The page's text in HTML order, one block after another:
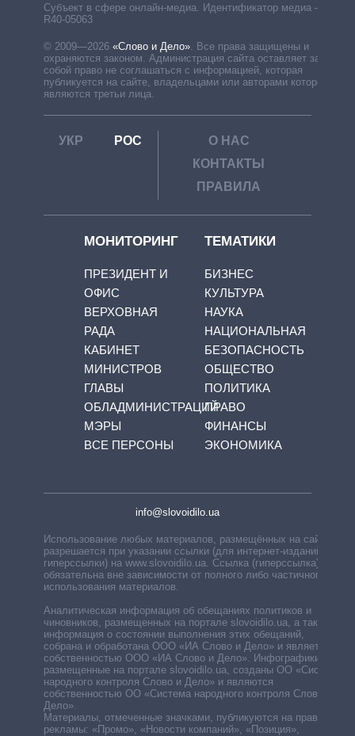
Субъект в сфере онлайн-медиа. Идентификатор медиа –
R40-05063
© 2009—2026 «Слово и Дело» Все права защищены и
охраняются законом. Администрация сайта оставляет за
собой право не соглашаться с информацией, которая
публикуется на сайте, владельцами или авторами которой
являются третьи лица.
УКР РОС
О НАС
КОНТАКТЫ
ПРАВИЛА
МОНИТОРИНГ
ПРЕЗИДЕНТ И
ОФИС
ВЕРХОВНАЯ
РАДА
КАБИНЕТ
МИНИСТРОВ
ГЛАВЫ
ОБЛАДМИНИСТРАЦИЙ
МЭРЫ
ВСЕ ПЕРСОНЫ
ТЕМАТИКИ
БИЗНЕС
КУЛЬТУРА
НАУКА
НАЦИОНАЛЬНАЯ
БЕЗОПАСНОСТЬ
ОБЩЕСТВО
ПОЛИТИКА
ПРАВО
ФИНАНСЫ
ЭКОНОМИКА
info@slovoidilo.ua
Использование любых материалов, размещённых на сайте,
разрешается при указании ссылки (для интернет-изданий —
гиперссылки) на www.slovoidilo.ua. Ссылка (гиперссылка)
обязательна вне зависимости от полного либо частичного
использования материалов.
Аналитическая информация об обещаниях политиков и
чиновников, размещенных на портале slovoidilo.ua, а также
информация о состоянии выполнения этих обещаний,
собрана и обработана ООО «ИА Слово и Дело» и является
собственностью ООО «ИА Слово и Дело». Инфографики,
размещенные на портале slovoidilo.ua, созданы ОО «Система
народного контроля Слово и Дело» и являются
собственностью ОО «Система народного контроля Слово и
Дело».
Материалы, отмеченные значками, публикуются на правах
рекламы: «Промо», «Новости компаний», «Позиция»,